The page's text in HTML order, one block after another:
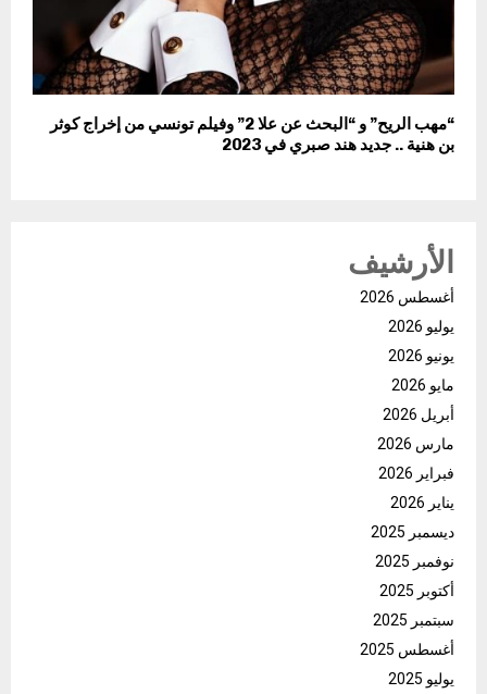
“مهب الريح” و “البحث عن علا 2” وفيلم تونسي من إخراج كوثر
بن هنية .. جديد هند صبري في 2023
الأرشيف
أغسطس 2026
يوليو 2026
يونيو 2026
مايو 2026
أبريل 2026
مارس 2026
فبراير 2026
يناير 2026
ديسمبر 2025
نوفمبر 2025
أكتوبر 2025
سبتمبر 2025
أغسطس 2025
يوليو 2025